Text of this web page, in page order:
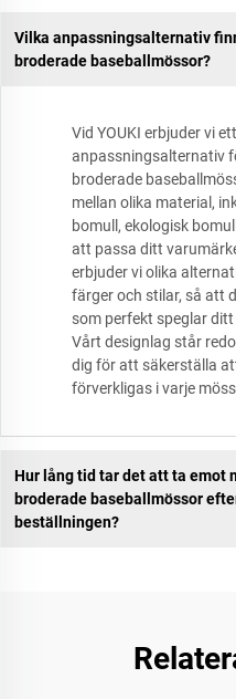
Vilka anpassningsalternativ
broderade baseballmössor?
Vid YOUKI erbjuder vi
anpassningsalternativ
broderade
mellan olika material,
bomull, ekologisk
att passa ditt
erbjuder vi olika
färger och stilar, så att
som perfekt speglar
Vårt designlag står
dig för att säkerställa
förverkligas i varje
Hur lång tid tar det att ta emot
broderade baseballmössor
beställningen?